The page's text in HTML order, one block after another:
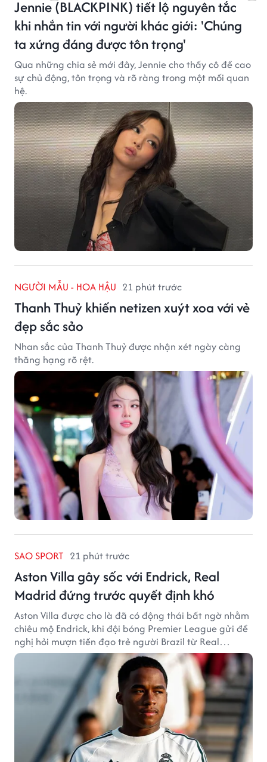
Jennie (BLACKPINK) tiết lộ nguyên tắc
khi nhắn tin với người khác giới: 'Chúng
ta xứng đáng được tôn trọng'
Qua những chia sẻ mới đây, Jennie cho thấy cô đề cao
sự chủ động, tôn trọng và rõ ràng trong một mối quan
hệ.
NGƯỜI MẪU - HOA HẬU 21 phút trước
Thanh Thuỷ khiến netizen xuýt xoa với vẻ
đẹp sắc sảo
Nhan sắc của Thanh Thuỷ được nhận xét ngày càng
thăng hạng rõ rệt.
SAO SPORT 21 phút trước
Aston Villa gây sốc với Endrick, Real
Madrid đứng trước quyết định khó
Aston Villa được cho là đã có động thái bất ngờ nhằm
chiêu mộ Endrick, khi đội bóng Premier League gửi đề
nghị hỏi mượn tiền đạo trẻ người Brazil từ Real
Madrid.